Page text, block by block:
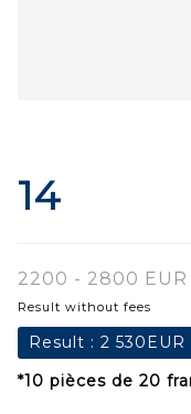
14
2200 - 2800 EUR
Result without fees
Result : 2 530EUR
*10 pièces de 20